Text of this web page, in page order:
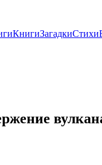
КнигиЗагадкиСтихи